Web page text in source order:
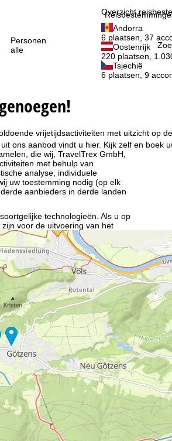
die wij, TravelTrex GmbH,
met behulp van
analyse, individuele
uw toestemming nodig (op elk
aanbieders in derde landen
technologieën. Als u op
voor de uitvoering van het
vindt u in de informatie
en jouw rechten omtrent
Overzicht
Andorra
6 plaatsen, 37
Oostenrijk
220 plaatsen,
Tsjechië
6 plaatsen, 9
Personen
alle
vrijetijdsactiviteiten met uitzicht op
ons aanbod vindt u hier. Kijk zelf en boek